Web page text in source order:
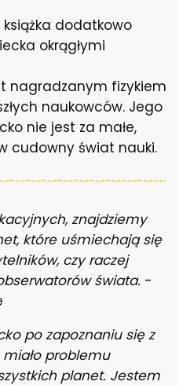
dodatkowo
okrągłymi
nagradzanym fizykiem
naukowców. Jego
nie jest za małe,
cudowny świat nauki.
znajdziemy
które uśmiechają się
czy raczej
świata. -
po zapoznaniu się z
problemu
planet. Jestem